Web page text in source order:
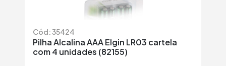
Cód: 35424
Pilha Alcalina AAA Elgin LR03 cartela
com 4 unidades (82155)